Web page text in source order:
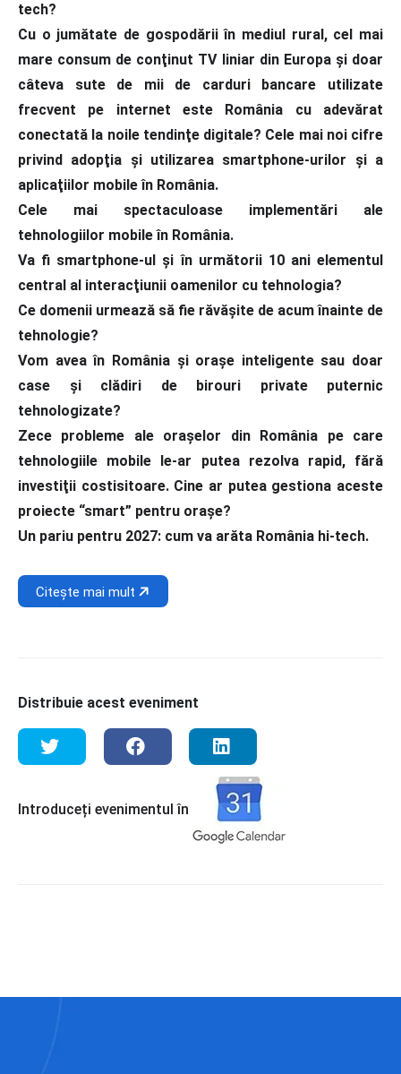
tech?
Cu o jumătate de gospodării în mediul rural, cel mai
mare consum de conţinut TV liniar din Europa şi doar
câteva sute de mii de carduri bancare utilizate
frecvent pe internet este România cu adevărat
conectată la noile tendinţe digitale? Cele mai noi cifre
privind adopţia şi utilizarea smartphone-urilor şi a
aplicaţiilor mobile în România.
Cele mai spectaculoase implementări ale
tehnologiilor mobile în România.
Va fi smartphone-ul şi în următorii 10 ani elementul
central al interacţiunii oamenilor cu tehnologia?
Ce domenii urmează să fie răvăşite de acum înainte de
tehnologie?
Vom avea în România şi oraşe inteligente sau doar
case şi clădiri de birouri private puternic
tehnologizate?
Zece probleme ale oraşelor din România pe care
tehnologiile mobile le-ar putea rezolva rapid, fără
investiţii costisitoare. Cine ar putea gestiona aceste
proiecte “smart” pentru oraşe?
Un pariu pentru 2027: cum va arăta România hi-tech.
Citește mai mult
Distribuie acest eveniment
Introduceți evenimentul în